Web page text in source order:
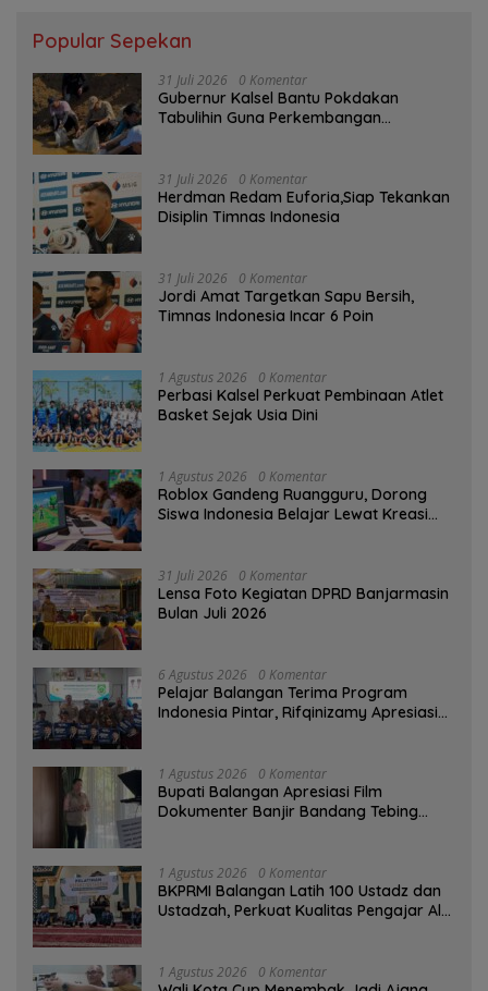
Popular Sepekan
31 Juli 2026 0 Komentar
Gubernur Kalsel Bantu Pokdakan
Tabulihin Guna Perkembangan
31 Juli 2026 0 Komentar
Herdman Redam Euforia,Siap Tekankan
Disiplin Timnas Indonesia
31 Juli 2026 0 Komentar
Jordi Amat Targetkan Sapu Bersih,
Timnas Indonesia Incar 6 Poin
1 Agustus 2026 0 Komentar
Perbasi Kalsel Perkuat Pembinaan Atlet
Basket Sejak Usia Dini
1 Agustus 2026 0 Komentar
Roblox Gandeng Ruangguru, Dorong
Siswa Indonesia Belajar Lewat Kreasi
31 Juli 2026 0 Komentar
Lensa Foto Kegiatan DPRD Banjarmasin
Bulan Juli 2026
6 Agustus 2026 0 Komentar
Pelajar Balangan Terima Program
Indonesia Pintar, Rifqinizamy Apresiasi
1 Agustus 2026 0 Komentar
Bupati Balangan Apresiasi Film
Dokumenter Banjir Bandang Tebing
1 Agustus 2026 0 Komentar
BKPRMI Balangan Latih 100 Ustadz dan
Ustadzah, Perkuat Kualitas Pengajar Al-
1 Agustus 2026 0 Komentar